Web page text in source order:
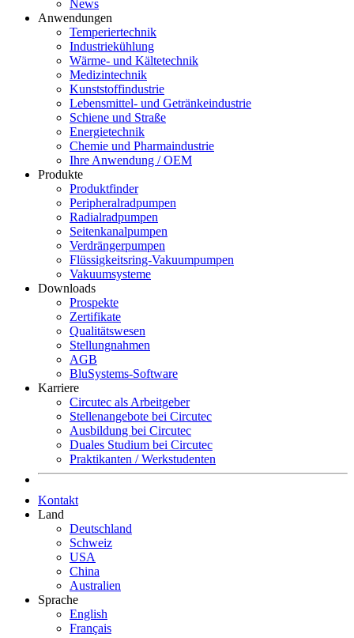
News
Anwendungen
Temperiertechnik
Industriekühlung
Wärme- und Kältetechnik
Medizintechnik
Kunststoffindustrie
Lebensmittel- und Getränkeindustrie
Schiene und Straße
Energietechnik
Chemie und Pharmaindustrie
Ihre Anwendung / OEM
Produkte
Produktfinder
Peripheralradpumpen
Radialradpumpen
Seitenkanalpumpen
Verdrängerpumpen
Flüssigkeitsring-Vakuumpumpen
Vakuumsysteme
Downloads
Prospekte
Zertifikate
Qualitätswesen
Stellungnahmen
AGB
BluSystems-Software
Karriere
Circutec als Arbeitgeber
Stellenangebote bei Circutec
Ausbildung bei Circutec
Duales Studium bei Circutec
Praktikanten / Werkstudenten
Kontakt
Land
Deutschland
Schweiz
USA
China
Australien
Sprache
English
Français